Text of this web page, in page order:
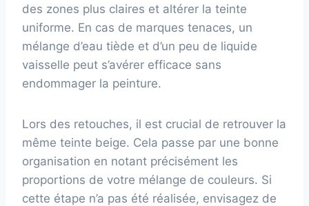
des zones plus claires et altérer la teinte
uniforme. En cas de marques tenaces, un
mélange d’eau tiède et d’un peu de liquide
vaisselle peut s’avérer efficace sans
endommager la peinture.
Lors des retouches, il est crucial de retrouver la
même teinte beige. Cela passe par une bonne
organisation en notant précisément les
proportions de votre mélange de couleurs. Si
cette étape n’a pas été réalisée, envisagez de